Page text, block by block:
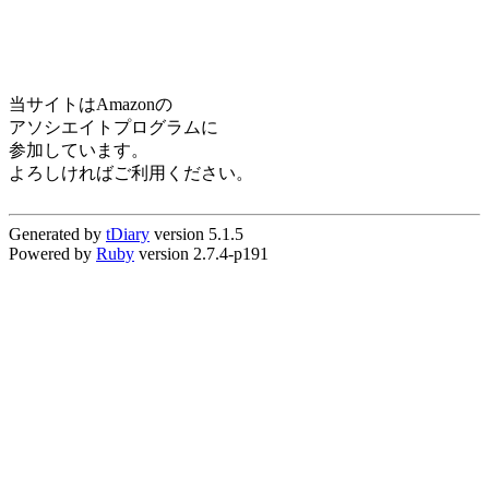
当サイトはAmazonの
アソシエイトプログラムに
参加しています。
よろしければご利用ください。
Generated by tDiary version 5.1.5
Powered by Ruby version 2.7.4-p191